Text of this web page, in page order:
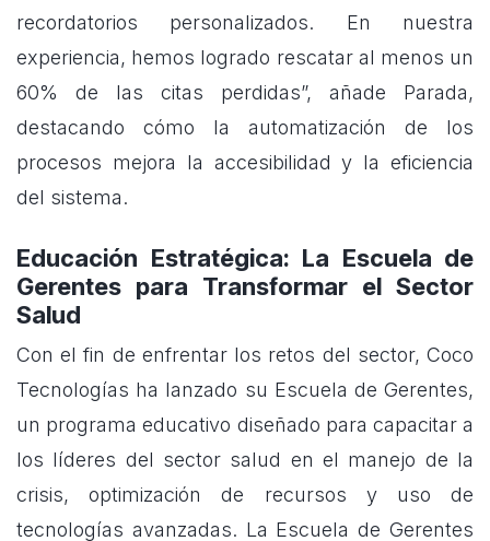
recordatorios personalizados. En nuestra
experiencia, hemos logrado rescatar al menos un
60% de las citas perdidas”, añade Parada,
destacando cómo la automatización de los
procesos mejora la accesibilidad y la eficiencia
del sistema.
Educación Estratégica: La Escuela de
Gerentes para Transformar el Sector
Salud
Con el fin de enfrentar los retos del sector, Coco
Tecnologías ha lanzado su Escuela de Gerentes,
un programa educativo diseñado para capacitar a
los líderes del sector salud en el manejo de la
crisis, optimización de recursos y uso de
tecnologías avanzadas. La Escuela de Gerentes